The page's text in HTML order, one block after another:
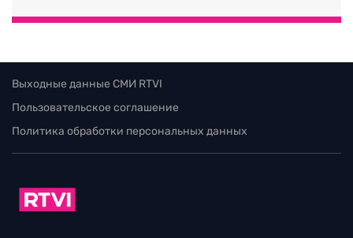
Выходные данные СМИ RTVI
Пользовательское соглашение
Политика обработки персональных данных